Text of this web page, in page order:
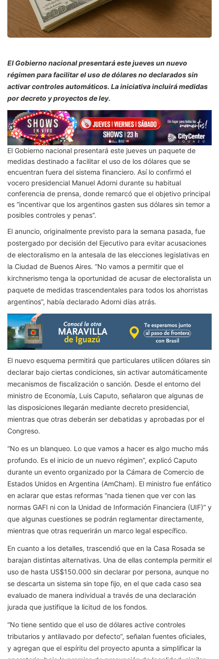
El Gobierno nacional presentará este jueves un nuevo
régimen para facilitar el uso de dólares no declarados sin
activar controles automáticos. La iniciativa incluirá medidas
por decreto y proyectos de ley.
El Gobierno nacional presentará este jueves un paquete de
medidas destinado a facilitar el uso de los dólares que se
encuentran fuera del sistema financiero. Así lo confirmó el
vocero presidencial Manuel Adorni durante su habitual
conferencia de prensa, donde remarcó que el objetivo principal
es “incentivar que los argentinos gasten sus dólares sin temor a
posibles controles y penas”.
El anuncio, originalmente previsto para la semana pasada, fue
postergado por decisión del Ejecutivo para evitar acusaciones
de electoralismo en la antesala de las elecciones legislativas en
la Ciudad de Buenos Aires. “No vamos a permitir que el
kirchnerismo tenga la oportunidad de acusar de electoralista un
paquete de medidas trascendentales para todos los ahorristas
argentinos”, había declarado Adorni días atrás.
El nuevo esquema permitirá que particulares utilicen dólares sin
declarar bajo ciertas condiciones, sin activar automáticamente
mecanismos de fiscalización o sanción. Desde el entorno del
ministro de Economía, Luis Caputo, señalaron que algunas de
las disposiciones llegarán mediante decreto presidencial,
mientras que otras deberán ser debatidas y aprobadas por el
Congreso.
“No es un blanqueo. Lo que vamos a hacer es algo mucho más
profundo. Es el inicio de un nuevo régimen”, explicó Caputo
durante un evento organizado por la Cámara de Comercio de
Estados Unidos en Argentina (AmCham). El ministro fue enfático
en aclarar que estas reformas “nada tienen que ver con las
normas GAFI ni con la Unidad de Información Financiera (UIF)” y
que algunas cuestiones se podrán reglamentar directamente,
mientras que otras requerirán un marco legal específico.
En cuanto a los detalles, trascendió que en la Casa Rosada se
barajan distintas alternativas. Una de ellas contempla permitir el
uso de hasta US$150.000 sin declarar por persona, aunque no
se descarta un sistema sin tope fijo, en el que cada caso sea
evaluado de manera individual a través de una declaración
jurada que justifique la licitud de los fondos.
“No tiene sentido que el uso de dólares active controles
tributarios y antilavado por defecto”, señalan fuentes oficiales,
y agregan que el espíritu del proyecto apunta a simplificar la